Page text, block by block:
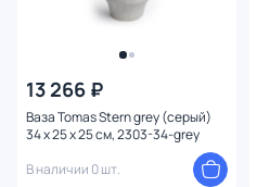
13 266 ₽
Ваза Tomas Stern grey (серый)
34 x 25 x 25 см, 2303-34-grey
В наличии 0 шт.